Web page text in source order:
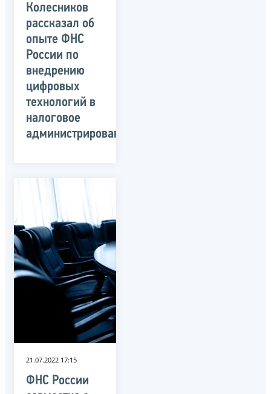
Колесников
рассказал об
опыте ФНС
России по
внедрению
цифровых
технологий в
налоговое
администрирование
21.07.2022 17:15
ФНС России